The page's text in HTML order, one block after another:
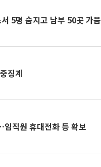
5명 숨지고 남부 50곳 가뭄
징계
임직원 휴대전화 등 확보